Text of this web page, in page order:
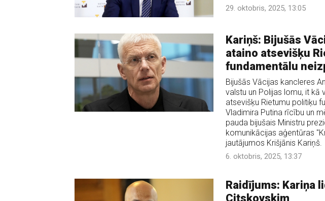
29. oktobris, 2025, 13:05
Kariņš: Bijušās
ataino atsevišķu
fundamentālu
Bijušās Vācijas kancleres
valstu un Polijas lomu, it kā
atsevišķu Rietumu politiķu
Vladimira Putina rīcību un
pauda bijušais Ministru
komunikācijas aģentūras
jautājumos Krišjānis Kariņš.
6. oktobris, 2025, 13:37
Raidījums: Kariņa
Citskovskim